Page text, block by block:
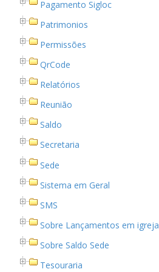
Pagamento Sigloc
Patrimonios
Permissões
QrCode
Relatórios
Reunião
Saldo
Secretaria
Sede
Sistema em Geral
SMS
Sobre Lançamentos em igreja
Sobre Saldo Sede
Tesouraria